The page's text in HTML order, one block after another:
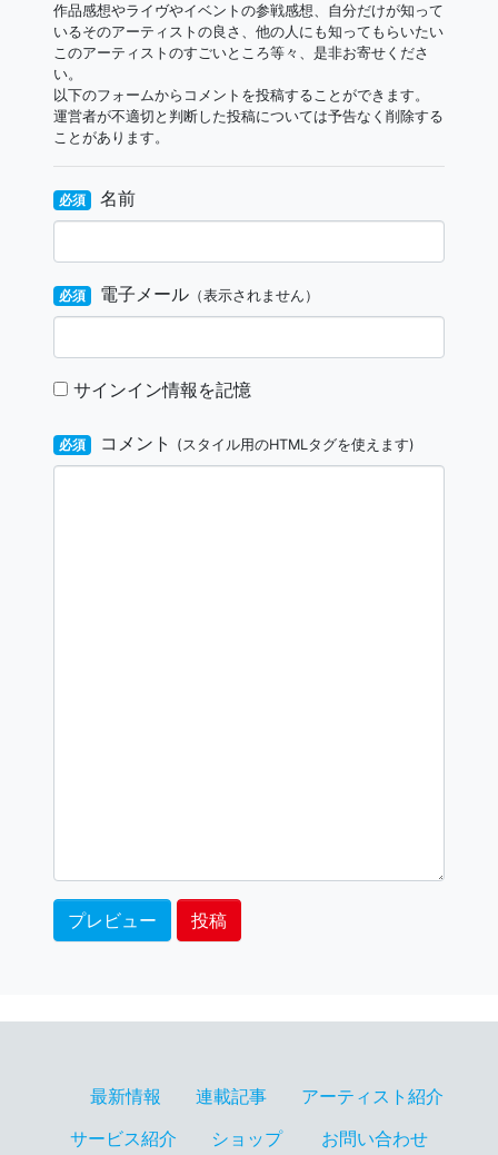
作品感想やライヴやイベントの参戦感想、自分だけが知って
いるそのアーティストの良さ、他の人にも知ってもらいたい
このアーティストのすごいところ等々、是非お寄せくださ
い。
以下のフォームからコメントを投稿することができます。
運営者が不適切と判断した投稿については予告なく削除する
ことがあります。
必須 名前
必須 電子メール（表示されません）
サインイン情報を記憶
必須 コメント (スタイル用のHTMLタグを使えます)
最新情報 連載記事
アーティスト紹介
サービス紹介
ショップ お問い合わせ